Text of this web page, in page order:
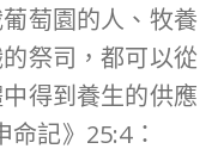
萄園的人、牧養
祭司，都可以從
得到養生的供應
命記》25:4：